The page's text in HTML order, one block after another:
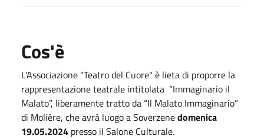
Cos'è
L'Associazione "Teatro del Cuore" è lieta di proporre la
rappresentazione teatrale intitolata “Immaginario il
Malato”, liberamente tratto da “Il Malato Immaginario”
di Molière, che avrà luogo a Soverzenedomenica
19.05.2024 presso il Salone Culturale.